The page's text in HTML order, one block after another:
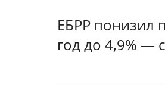
ЕБРР понизил
год до 4,9% —